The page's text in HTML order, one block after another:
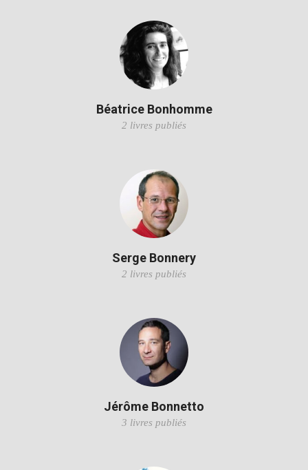
Béatrice Bonhomme
2 livres publiés
Serge Bonnery
2 livres publiés
Jérôme Bonnetto
3 livres publiés